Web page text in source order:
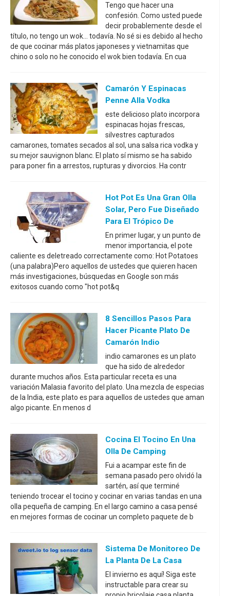
Tengo que hacer una
confesión. Como usted puede
decir probablemente desde el
título, no tengo un wok... todavía. No sé si es debido al hecho
de que cocinar más platos japoneses y vietnamitas que
chino o solo no he conocido el wok bien todavía. En cua
Camarón Y Espinacas
Penne Alla Vodka
este delicioso plato incorpora
espinacas hojas frescas,
silvestres capturados
camarones, tomates secados al sol, una salsa rica vodka y
su mejor sauvignon blanc. El plato sí mismo se ha sabido
para poner fin a arrestos, rupturas y divorcios. Ha contr
Hot Pot Es Una Gran Olla
Solar, Pero Fue Diseñado
Para El Trópico De
En primer lugar, y un punto de
menor importancia, el pote
caliente es deletreado correctamente como: Hot Potatoes
(una palabra)Pero aquellos de ustedes que quieren hacen
más investigaciones, búsquedas en Google son más
exitosos cuando como "hot pot&q
8 Sencillos Pasos Para
Hacer Picante Plato De
Camarón Indio
indio camarones es un plato
que ha sido de alrededor
durante muchos años. Esta particular receta es una
variación Malasia favorito del plato. Una mezcla de especias
de la India, este plato es para aquellos de ustedes que aman
algo picante. En menos d
Cocina El Tocino En Una
Olla De Camping
Fui a acampar este fin de
semana pasado pero olvidó la
sartén, así que terminé
teniendo trocear el tocino y cocinar en varias tandas en una
olla pequeña de camping. En el largo camino a casa pensé
en mejores formas de cocinar un completo paquete de b
Sistema De Monitoreo De
La Planta De La Casa
El invierno es aquí! Siga este
instructable para crear su